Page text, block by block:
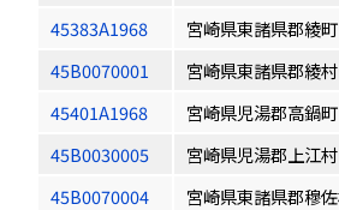
45383A1968
宮崎県東諸県郡綾町
45B0070001
宮崎県東諸県郡綾村
45401A1968
宮崎県児湯郡高鍋町
45B0030005
宮崎県児湯郡上江村
45B0070004
宮崎県東諸県郡穆